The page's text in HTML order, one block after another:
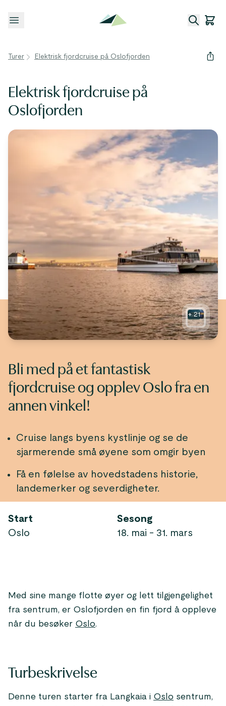
Åpne meny
Turer Elektrisk fjordcruise på Oslofjorden
Elektrisk fjordcruise på
Oslofjorden
+21
Bli med på et fantastisk
fjordcruise og opplev Oslo fra en
annen vinkel!
Cruise langs byens kystlinje og se de
sjarmerende små øyene som omgir byen
Få en følelse av hovedstadens historie,
landemerker og severdigheter.
Start
Oslo
Sesong
18. mai - 31. mars
Med sine mange flotte øyer og lett tilgjengelighet
fra sentrum, er Oslofjorden en fin fjord å oppleve
når du besøker Oslo.
Turbeskrivelse
Denne turen starter fra Langkaia i Oslo sentrum,